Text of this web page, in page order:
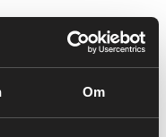
Om
svängningar i
än fastpris, särskilt